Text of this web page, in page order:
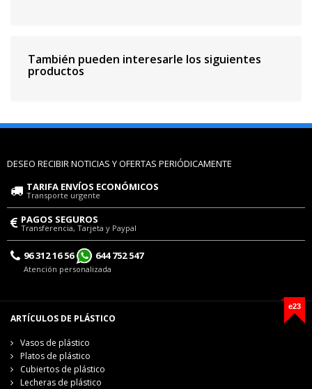
También pueden interesarle los siguientes
productos
DESEO RECIBIR NOTICIAS Y OFERTAS PERIÓDICAMENTE
TARIFA ENVÍOS ECONÓMICOS
Transporte urgente
PAGOS SEGUROS
Transferencia, Tarjeta y Paypal
96 312 16 56 644 752 547
Atención personalizada
e23
ARTÍCULOS DE PLÁSTICO
Vasos de plástico
Platos de plástico
Cubiertos de plástico
Lecheras de plástico